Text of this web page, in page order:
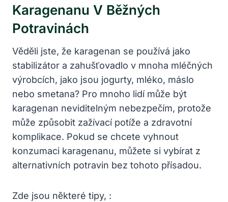
Karagenanu V Běžných
Potravinách
Věděli jste, že karagenan se používá jako
stabilizátor a zahušťovadlo v mnoha mléčných
výrobcích, jako jsou jogurty, mléko, máslo
nebo smetana? Pro mnoho lidí může být
karagenan neviditelným nebezpečím, protože
může způsobit zažívací potíže a zdravotní
komplikace. Pokud se chcete vyhnout
konzumaci karagenanu, můžete si vybírat z
alternativních potravin bez tohoto přísadou.
Zde jsou některé tipy, :